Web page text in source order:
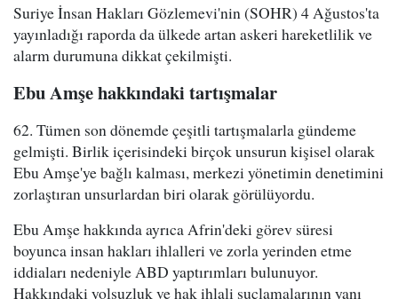
Suriye İnsan Hakları Gözlemevi'nin (SOHR) 4 Ağustos'ta
yayınladığı raporda da ülkede artan askeri hareketlilik ve
alarm durumuna dikkat çekilmişti.
Ebu Amşe hakkındaki tartışmalar
62. Tümen son dönemde çeşitli tartışmalarla gündeme
gelmişti. Birlik içerisindeki birçok unsurun kişisel olarak
Ebu Amşe'ye bağlı kalması, merkezi yönetimin denetimini
zorlaştıran unsurlardan biri olarak görülüyordu.
Ebu Amşe hakkında ayrıca Afrin'deki görev süresi
boyunca insan hakları ihlalleri ve zorla yerinden etme
iddiaları nedeniyle ABD yaptırımları bulunuyor.
Hakkındaki yolsuzluk ve hak ihlali suçlamalarının yanı